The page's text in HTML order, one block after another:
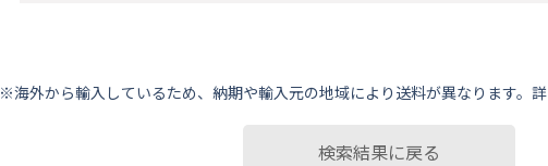
※海外から輸⼊しているため、納期や輸⼊元の地域により送料が異なります。詳
検索結果に戻る